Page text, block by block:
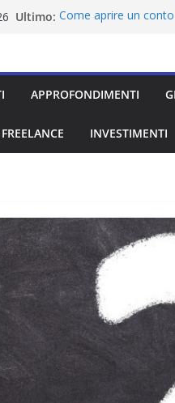
Ultimo: Come aprire un
Migliori carte da
APPROFONDIMENTI
INVESTIMENTI